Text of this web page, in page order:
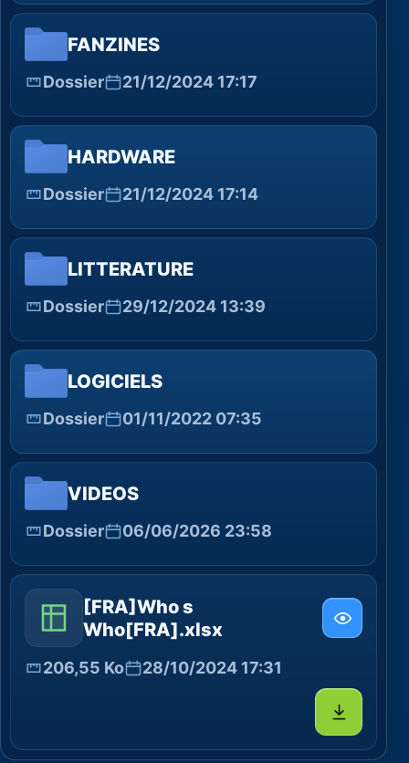
FANZINES
Dossier 21/12/2024 17:17
HARDWARE
Dossier 21/12/2024 17:14
LITTERATURE
Dossier 29/12/2024 13:39
LOGICIELS
Dossier 01/11/2022 07:35
VIDEOS
Dossier 06/06/2026 23:58
[FRA]Who s
Who[FRA].xlsx
206,55 Ko 28/10/2024 17:31